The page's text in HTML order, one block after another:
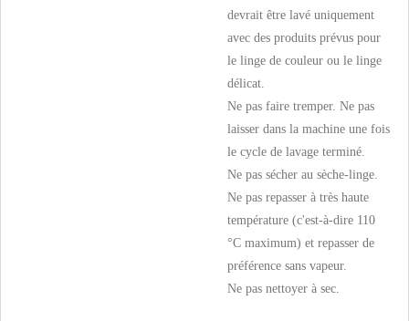
devrait être lavé uniquement
avec des produits prévus pour
le linge de couleur ou le linge
délicat.
Ne pas faire tremper. Ne pas
laisser dans la machine une fois
le cycle de lavage terminé.
Ne pas sécher au sèche-linge.
Ne pas repasser à très haute
température (c'est-à-dire 110
°C maximum) et repasser de
préférence sans vapeur.
Ne pas nettoyer à sec.